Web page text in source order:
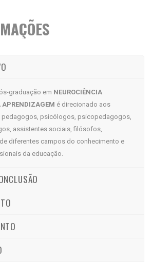
graduação em NEUROCIÊNCIA
é direcionado aos
pedagogos, psicólogos, psicopedagogos,
assistentes sociais, filósofos,
diferentes campos do conhecimento e
da educação.